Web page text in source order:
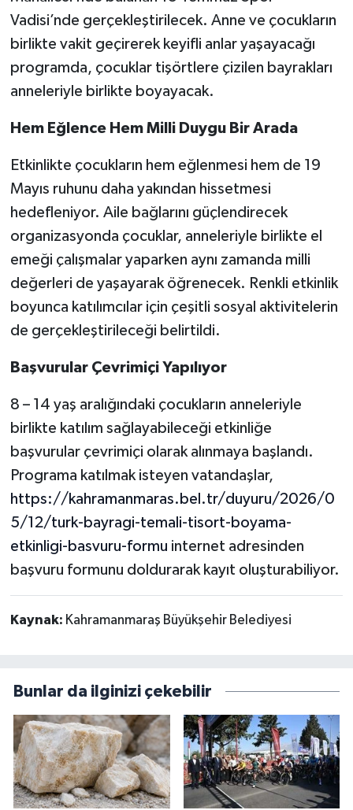
Vadisi’nde gerçekleştirilecek. Anne ve çocukların
birlikte vakit geçirerek keyifli anlar yaşayacağı
programda, çocuklar tişörtlere çizilen bayrakları
anneleriyle birlikte boyayacak.
Hem Eğlence Hem Milli Duygu Bir Arada
Etkinlikte çocukların hem eğlenmesi hem de 19
Mayıs ruhunu daha yakından hissetmesi
hedefleniyor. Aile bağlarını güçlendirecek
organizasyonda çocuklar, anneleriyle birlikte el
emeği çalışmalar yaparken aynı zamanda milli
değerleri de yaşayarak öğrenecek. Renkli etkinlik
boyunca katılımcılar için çeşitli sosyal aktivitelerin
de gerçekleştirileceği belirtildi.
Başvurular Çevrimiçi Yapılıyor
8 – 14 yaş aralığındaki çocukların anneleriyle
birlikte katılım sağlayabileceği etkinliğe
başvurular çevrimiçi olarak alınmaya başlandı.
Programa katılmak isteyen vatandaşlar,
https://kahramanmaras.bel.tr/duyuru/2026/0
5/12/turk-bayragi-temali-tisort-boyama-
etkinligi-basvuru-formu internet adresinden
başvuru formunu doldurarak kayıt oluşturabiliyor.
Kaynak: Kahramanmaraş Büyükşehir Belediyesi
Bunlar da ilginizi çekebilir